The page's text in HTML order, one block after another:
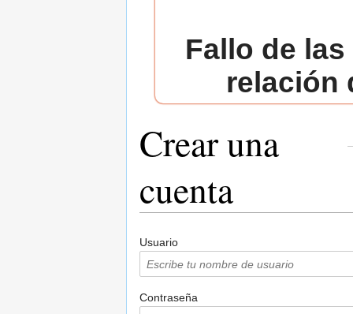
Fallo de
relación
Crear una
cuenta
Usuario
Contraseña